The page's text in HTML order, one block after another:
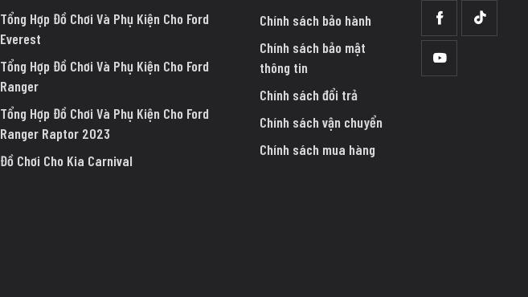
Tổng Hợp Đồ Chơi Và Phụ Kiện Cho Ford
Everest
Tổng Hợp Đồ Chơi Và Phụ Kiện Cho Ford
Ranger
Tổng Hợp Đồ Chơi Và Phụ Kiện Cho Ford
Ranger Raptor 2023
Đồ Chơi Cho Kia Carnival
Chính sách bảo hành
Chính sách bảo mật
thông tin
Chính sách đổi trả
Chính sách vận chuyển
Chính sách mua hàng